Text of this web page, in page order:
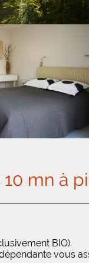
10 mn à
BIO).
vous